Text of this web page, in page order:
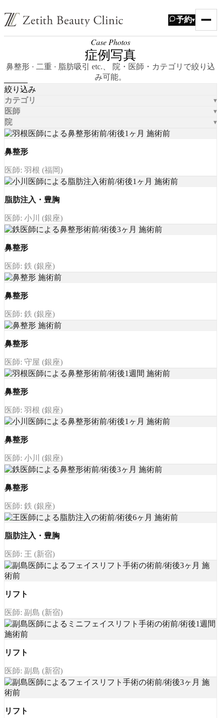
予約▾
Case Photos
症例写真
鼻整形 · 二重 · 脂肪吸引 etc.、 院・医師・カテゴリで絞り込
み可能。
絞り込み
カテゴリ
医師
院
鼻整形
医師: 羽根 (福岡)
脂肪注入・豊胸
医師: 小川 (銀座)
鼻整形
医師: 鉄 (銀座)
鼻整形
医師: 鉄 (銀座)
鼻整形
医師: 守屋 (銀座)
鼻整形
医師: 羽根 (銀座)
鼻整形
医師: 小川 (銀座)
鼻整形
医師: 鉄 (銀座)
脂肪注入・豊胸
医師: 王 (新宿)
リフト
医師: 副島 (新宿)
リフト
医師: 副島 (新宿)
リフト